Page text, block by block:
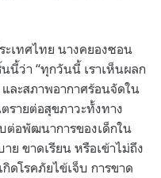
ะเทศไทย นางคยองซอน
นี้ว่า “ทุกวันนี้ เราเห็นผลก
ละสภาพอากาศร้อนจัดใน
รายต่อสุขภาวะทั้งทาง
ต่อพัฒนาการของเด็กใน
าย ขาดเรียน หรือเข้าไม่ถึง
ดโรคภัยไข้เจ็บ การขาด